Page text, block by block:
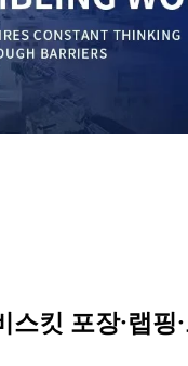
스킷 포장·랩